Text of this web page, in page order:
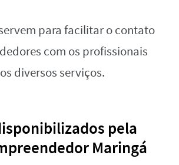
para facilitar o contato
com os profissionais
diversos serviços.
pela
Maringá